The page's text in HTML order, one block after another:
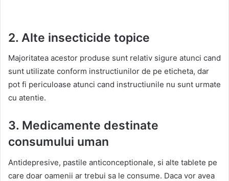
2. Alte insecticide topice
Majoritatea acestor produse sunt relativ sigure atunci cand
sunt utilizate conform instructiunilor de pe eticheta, dar
pot fi periculoase atunci cand instructiunile nu sunt urmate
cu atentie.
3. Medicamente destinate
consumului uman
Antidepresive, pastile anticonceptionale, si alte tablete pe
care doar oamenii ar trebui sa le consume. Daca vor avea